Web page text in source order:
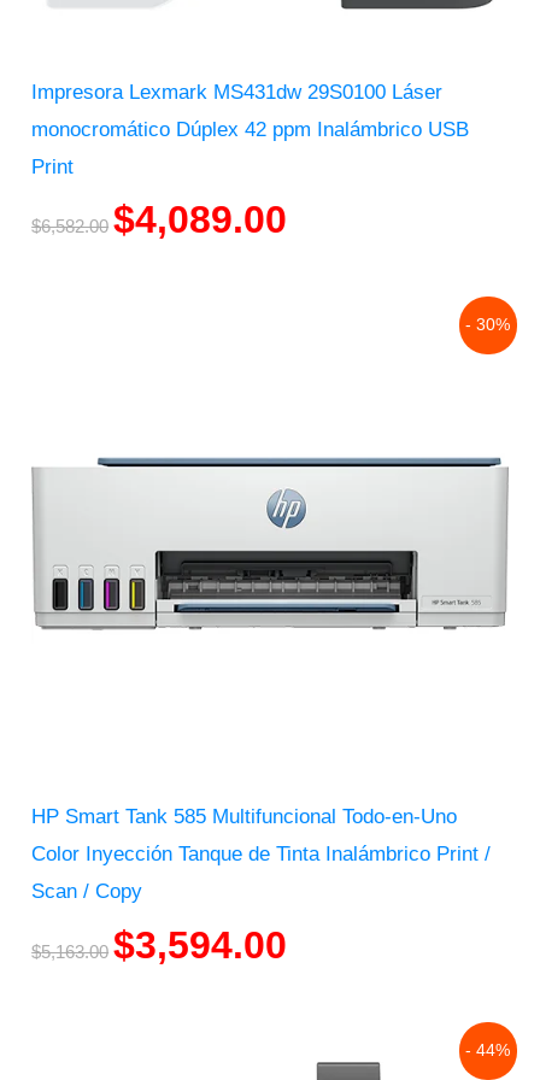
Impresora Lexmark MS431dw 29S0100 Láser
monocromático Dúplex 42 ppm Inalámbrico USB
Print
$6,582.00 $4,089.00
- 30%
HP Smart Tank 585 Multifuncional Todo-en-Uno
Color Inyección Tanque de Tinta Inalámbrico Print /
Scan / Copy
$5,163.00 $3,594.00
- 44%
price